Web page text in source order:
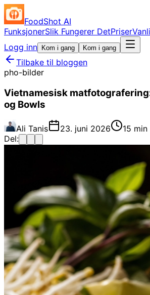
FoodShot AI
FunksjonerSlik Fungerer DetPriser
Logg inn
Kom i gang Kom i gang
Tilbake til bloggen
pho-bilder
Vietnamesisk
og Bowls
Ali Tanis 23. juni 2026
15
Del: